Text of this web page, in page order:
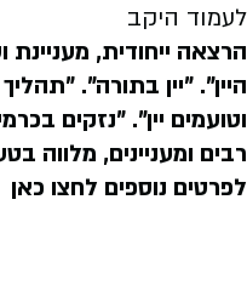
לעמוד היקב
הרצאה ייחודית,
היין". "יין בתורה".
וטועמים יין". "נזקים
רבים ומעניינים, מלווה
לפרטים נוספים לחצו כאן